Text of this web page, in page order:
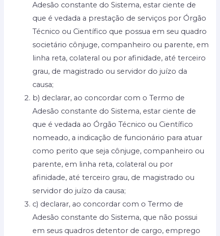
Adesão constante do Sistema, estar ciente de
que é vedada a prestação de serviços por Órgão
Técnico ou Científico que possua em seu quadro
societário cônjuge, companheiro ou parente, em
linha reta, colateral ou por afinidade, até terceiro
grau, de magistrado ou servidor do juízo da
causa;
b) declarar, ao concordar com o Termo de
Adesão constante do Sistema, estar ciente de
que é vedada ao Órgão Técnico ou Científico
nomeado, a indicação de funcionário para atuar
como perito que seja cônjuge, companheiro ou
parente, em linha reta, colateral ou por
afinidade, até terceiro grau, de magistrado ou
servidor do juízo da causa;
c) declarar, ao concordar com o Termo de
Adesão constante do Sistema, que não possui
em seus quadros detentor de cargo, emprego